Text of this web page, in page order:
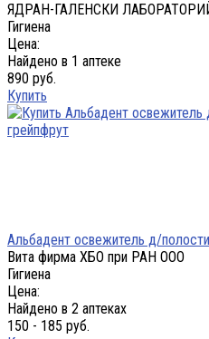
ЯДРАН-ГАЛЕНСКИ
Гигиена
Цена:
Найдено в 1 аптеке
890 руб.
Купить
Альбадент освежитель д/
Вита фирма ХБО при РАН ООО
Гигиена
Цена:
Найдено в 2 аптеках
150 - 185 руб.